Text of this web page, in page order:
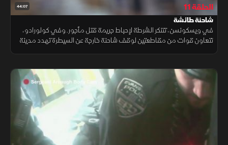
44:07 الحلقة 11
شاحنة طائشة
في ويسكونسن، تتنكر الشرطة لإحباط جريمة قتل مأجور. وفي كولورادو،
تتعاون قوات من مقاطعتين لوقف شاحنة خارجة عن السيطرة تهدد مدينة